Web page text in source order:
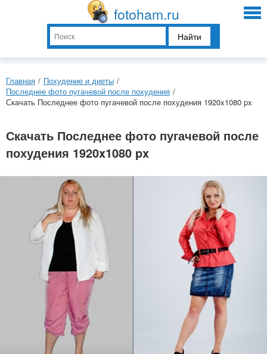
fotoham.ru
Найти
Главная / Похудение и диеты /
Последнее фото пугачевой после похудения /
Скачать Последнее фото пугачевой после похудения 1920x1080 px
Скачать Последнее фото пугачевой после
похудения 1920x1080 px